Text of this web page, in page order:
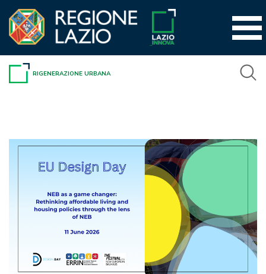
contenuto
RIGENERAZIONE URBANA